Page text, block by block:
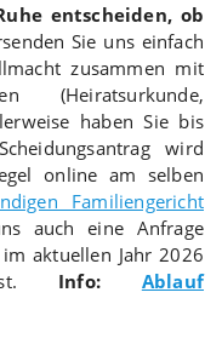
entscheiden, ob
Sie uns einfach
zusammen mit
(Heiratsurkunde,
haben Sie bis
wird
online am selben
Familiengericht
auch eine Anfrage
aktuellen Jahr 2026
ist. Info:
Ablauf